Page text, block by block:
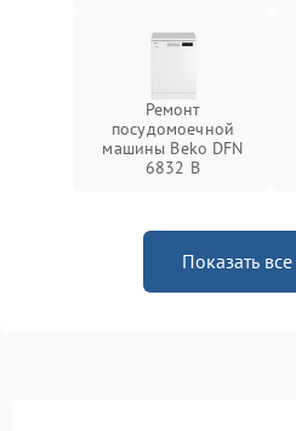
Ремонт
посудомоечной
машины Beko DFN
6832 B
Показать